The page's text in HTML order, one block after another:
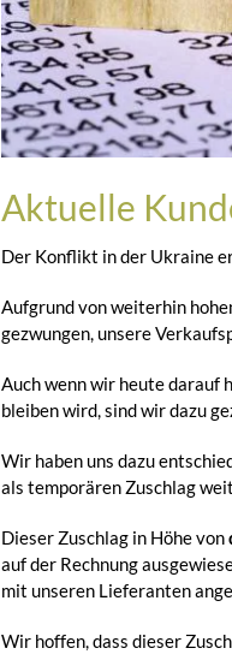
Aktuelle
Der Konflikt in der Ukraine
Aufgrund von weiterhin
gezwungen, unsere
Auch wenn wir heute darauf
bleiben wird, sind wir dazu
Wir haben uns dazu
als temporären Zuschlag
Dieser Zuschlag in Höhe von
auf der Rechnung
mit unseren Lieferanten
Wir hoffen, dass dieser